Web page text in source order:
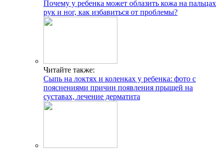
Почему у ребенка может облазить кожа на пальцах
рук и ног, как избавиться от проблемы?
Читайте также:
Сыпь на локтях и коленках у ребенка: фото с
пояснениями причин появления прыщей на
суставах, лечение дерматита